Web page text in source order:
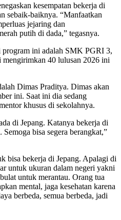
kesempatan bekerja di
sebaik-baiknya. “Manfaatkan
jejaring dan
putih di dada,” tegasnya.
ini adalah SMK PGRI 3,
40 lulusan 2026 ini
Dimas Praditya. Dimas akan
ini. Saat ini dia sedang
khusus di sekolahnya.
di Jepang. Katanya bekerja di
bisa segera berangkat,”
bisa bekerja di Jepang. Apalagi di
untuk ukuran dalam negeri yakni
untuk merantau. Orang tua
mental, jaga kesehatan karena
berbeda, semua berbeda, jadi